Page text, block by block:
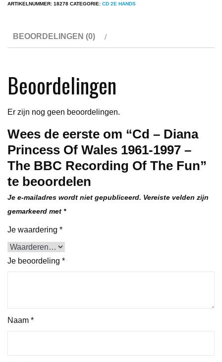
Wales
-
The
Of
The
Fun
aantal
ARTIKELNUMMER: 18278 CATEGORIE: CD 2E HANDS
BEOORDELINGEN (0)
Beoordelingen
Er zijn nog geen beoordelingen.
Wees de eerste om “Cd – Diana
Princess Of Wales 1961-1997 –
The BBC Recording Of The Fun”
te beoordelen
Je e-mailadres wordt niet gepubliceerd. Vereiste velden zijn
gemarkeerd met *
Je waardering *
Je beoordeling *
Naam *